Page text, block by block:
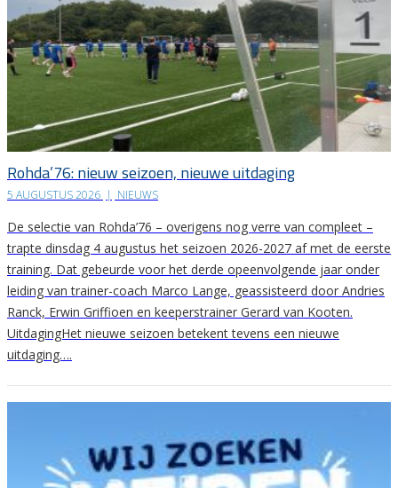
Rohda’76: nieuw seizoen, nieuwe uitdaging
5 AUGUSTUS 2026 | NIEUWS
De selectie van Rohda’76 – overigens nog verre van compleet –
trapte dinsdag 4 augustus het seizoen 2026-2027 af met de eerste
training. Dat gebeurde voor het derde opeenvolgende jaar onder
leiding van trainer-coach Marco Lange, geassisteerd door Andries
Ranck, Erwin Griffioen en keeperstrainer Gerard van Kooten.
UitdagingHet nieuwe seizoen betekent tevens een nieuwe
uitdaging….